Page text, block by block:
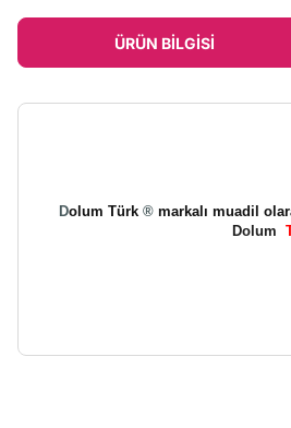
ÜRÜN BILGISI
Dolum Türk ®markalı muadil
Dolum